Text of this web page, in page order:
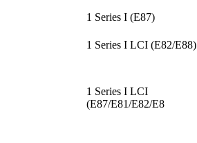
1 Series I (E87)
1 Series I LCI (E82/E88)
1 Series I LCI
(E87/E81/E82/E8